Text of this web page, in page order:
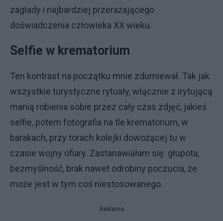
zagłady i najbardziej przerażającego
doświadczenia człowieka XX wieku.
Selfie w krematorium
Ten kontrast na początku mnie zdumiewał. Tak jak
wszystkie turystyczne rytuały, włącznie z irytującą
manią robienia sobie przez cały czas zdjęć, jakieś
selfie, potem fotografia na tle krematorium, w
barakach, przy torach kolejki dowożącej tu w
czasie wojny ofiary. Zastanawiałam się: głupota,
bezmyślność, brak nawet odrobiny poczucia, że
może jest w tym coś niestosowanego.
Reklama